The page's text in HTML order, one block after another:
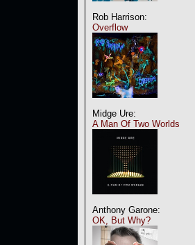
Rob Harrison:
Overflow
Midge Ure:
A Man Of Two Worlds
Anthony Garone:
OK, But Why?